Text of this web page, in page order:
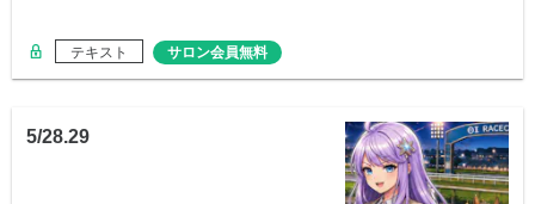
テキスト サロン会員無料
5/28.29